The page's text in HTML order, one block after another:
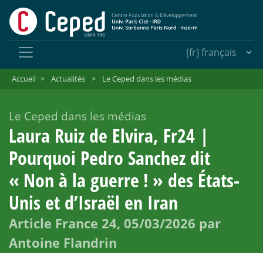
Accueil > Actualités > Le Ceped dans les médias
Le Ceped dans les médias
Laura Ruiz de Elvira, Fr24 |
Pourquoi Pedro Sanchez dit
« Non à la guerre ! » des États-
Unis et d’Israël en Iran
Article France 24, 05/03/2026 par
Antoine Flandrin